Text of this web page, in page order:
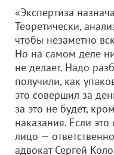
«Экспертиза
Теоретически,
чтобы незаметно
Но на самом деле
не делает. Надо
получили, как
это совершил за
за это не будет,
наказания. Если
лицо —
адвокат Сергей